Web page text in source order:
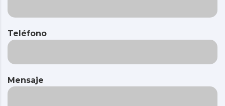
Teléfono
Mensaje